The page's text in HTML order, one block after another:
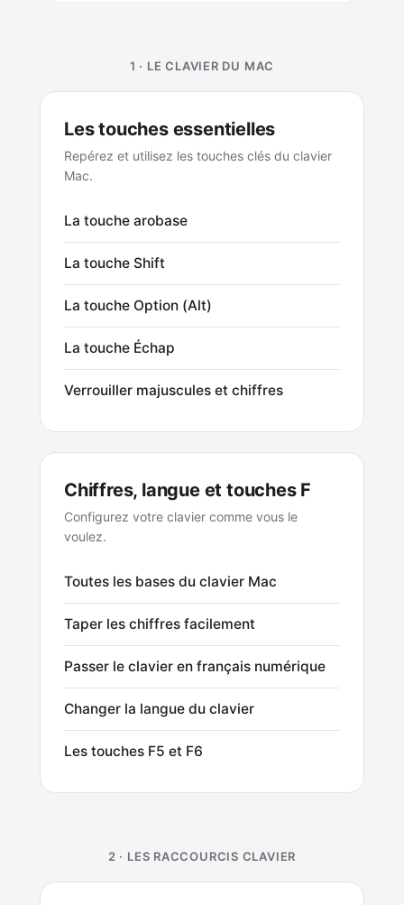
1 · LE CLAVIER DU MAC
Les touches essentielles
Repérez et utilisez les touches clés du clavier
Mac.
La touche arobase
La touche Shift
La touche Option (Alt)
La touche Échap
Verrouiller majuscules et chiffres
Chiffres, langue et touches F
Configurez votre clavier comme vous le
voulez.
Toutes les bases du clavier Mac
Taper les chiffres facilement
Passer le clavier en français numérique
Changer la langue du clavier
Les touches F5 et F6
2 · LES RACCOURCIS CLAVIER